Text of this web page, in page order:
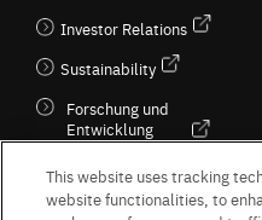
Investor Relations
Sustainability
Forschung und
Entwicklung
Kultur / Wirtschaft
This website uses tracking
website functionalities, to